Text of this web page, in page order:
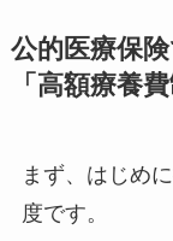
公的医療保
「高額療養費
まず、はじめ
度です。